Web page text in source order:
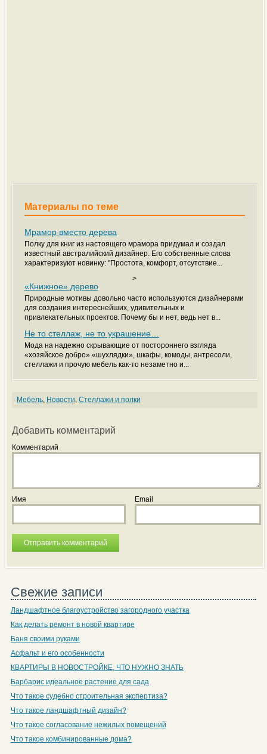
Материалы по теме
Мрамор вместо дерева
Полку для книг из настоящего мрамора придумал и создал
известный австралийский дизайнер. Его собственные слова
характеризуют новинку: "Простота, комфорт, отсутствие...
>
«Книжное» дерево
Природные мотивы довольно часто используются дизайнерами
для создания интереснейших, удивительных и
привлекательных проектов. Почему бы и нет, ведь нет в...
Не то стеллаж, не то украшение…
Мода на надежно скрывающие от постороннего взгляда
«хозяйское добро» «шухлядки», шкафы, комоды, антресоли,
стеллажи и прочую мебель как-то незаметно и...
Мебель, Новости, Стеллажи и полки
Добавить комментарий
Комментарий
Имя Email
Свежие записи
Ландшафтное благоустройство загородного участка
Как делать ремонт в новой квартире
Баня своими руками
Асфальт и его особенности
КВАРТИРЫ В НОВОСТРОЙКЕ, ЧТО НУЖНО ЗНАТЬ
Барбарис идеальное растение для сада
Что такое судебно строительная экспертиза?
Что такое ландшафтный дизайн?
Что такое согласование нежилых помещений
Что такое комбинированные дома?